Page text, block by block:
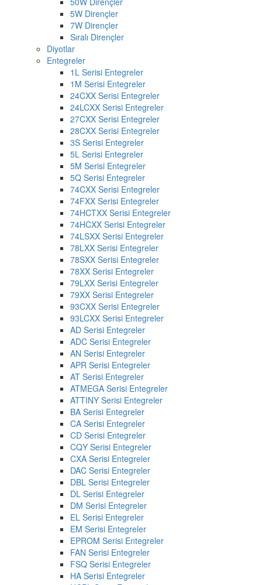
5W Dirençler
7W Dirençler
Sıralı Dirençler
Diyotlar
Entegreler
1L Serisi Entegreler
1M Serisi Entegreler
24CXX Serisi Entegreler
24LCXX Serisi Entegreler
27CXX Serisi Entegreler
28CXX Serisi Entegreler
3S Serisi Entegreler
5L Serisi Entegreler
5M Serisi Entegreler
5Q Serisi Entegreler
74CXX Serisi Entegreler
74FXX Serisi Entegreler
74HCTXX Serisi Entegreler
74HCXX Serisi Entegreler
74LSXX Serisi Entegreler
78LXX Serisi Entegreler
78SXX Serisi Entegreler
78XX Serisi Entegreler
79LXX Serisi Entegreler
79XX Serisi Entegreler
93CXX Serisi Entegreler
93LCXX Serisi Entegreler
AD Serisi Entegreler
ADC Serisi Entegreler
AN Serisi Entegreler
APR Serisi Entegreler
AT Serisi Entegreler
ATMEGA Serisi Entegreler
ATTINY Serisi Entegreler
BA Serisi Entegreler
CA Serisi Entegreler
CD Serisi Entegreler
CQY Serisi Entegreler
CXA Serisi Entegreler
DAC Serisi Entegreler
DBL Serisi Entegreler
DL Serisi Entegreler
DM Serisi Entegreler
EL Serisi Entegreler
EM Serisi Entegreler
EPROM Serisi Entegreler
FAN Serisi Entegreler
FSQ Serisi Entegreler
HA Serisi Entegreler